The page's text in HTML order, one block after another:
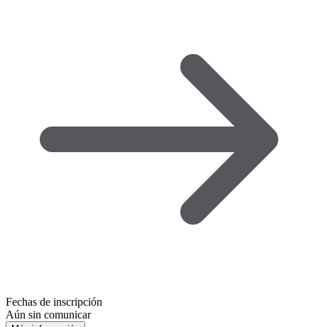
Fechas de inscripción
Aún sin comunicar